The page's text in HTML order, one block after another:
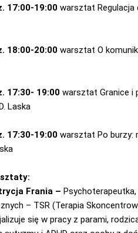
17:00-19:00 warsztat
18:00-20:00 warsztat O
17:30- 19:00 warsztat Granice i
Laska
17:30-19:00 warsztat Po burzy:
Frania –
– TSR (Terapia
się w pracy z parami,